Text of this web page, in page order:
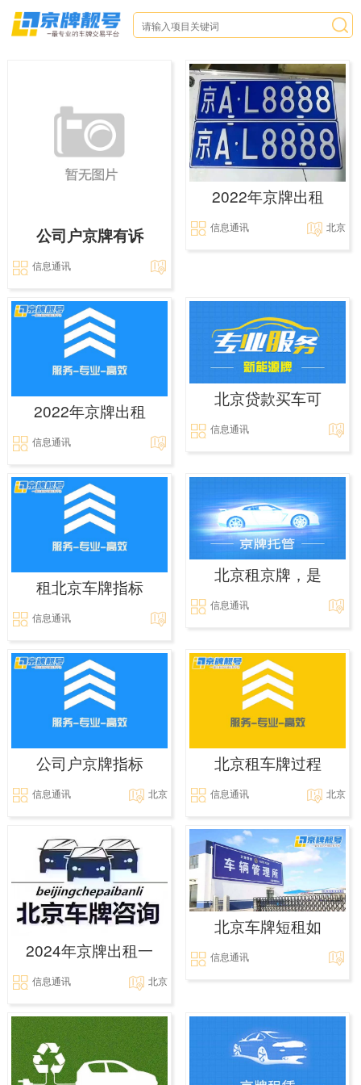
公司户京牌有诉
信息通讯
2022年京牌出租
信息通讯 北京
2022年京牌出租
信息通讯
北京贷款买车可
信息通讯
租北京车牌指标
信息通讯
北京租京牌，是
信息通讯
公司户京牌指标
信息通讯 北京
北京租车牌过程
信息通讯 北京
2024年京牌出租一
信息通讯 北京
北京车牌短租如
信息通讯